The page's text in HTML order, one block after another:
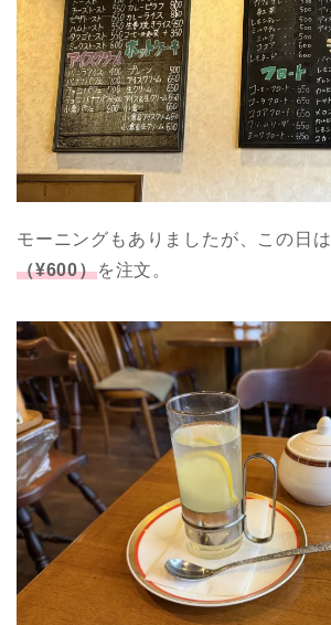
モーニングもありましたが、この日は
（¥600）を注文。